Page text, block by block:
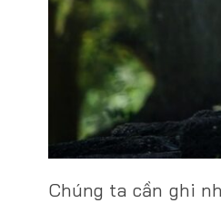
Chúng ta cần ghi